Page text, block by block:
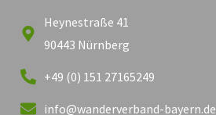
Heynestraße 41
90443 Nürnberg
+49 (0) 151 27165249
info@wanderverband-bayern.de